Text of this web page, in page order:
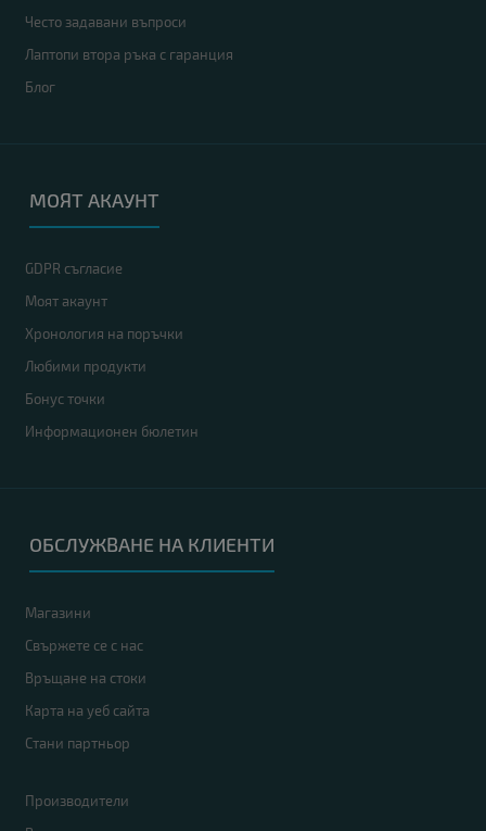
Често задавани въпроси
Лаптопи втора ръка с гаранция
Блог
МОЯТ АКАУНТ
GDPR съгласие
Моят акаунт
Хронология на поръчки
Любими продукти
Бонус точки
Информационен бюлетин
ОБСЛУЖВАНЕ НА КЛИЕНТИ
Магазини
Свържете се с нас
Връщане на стоки
Карта на уеб сайта
Стани партньор
Производители